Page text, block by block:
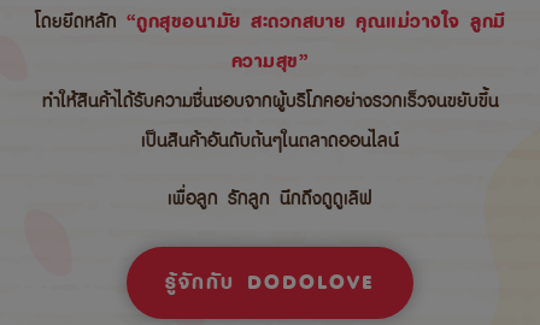
โดยยึดหลัก “ถูกสุขอนามัย สะดวกสบาย คุณแม่วางใจ ลูกมี
ความสุข”
ทำให้สินค้าได้รับความชื่นชอบจากผู้บริโภคอย่างรวกเร็วจนขยับขึ้น
เป็นสินค้าอันดับต้นๆในตลาดออนไลน์
เพื่อลูก รักลูก นึกถึงดูดูเลิฟ
รู้จักกับ DODOLOVE